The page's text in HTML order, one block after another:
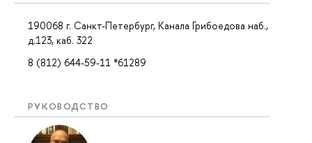
190068 г. Санкт-Петербург, Канала Грибоедова наб.,
д.123, каб. 322
8 (812) 644-59-11 *61289
РУКОВОДСТВО